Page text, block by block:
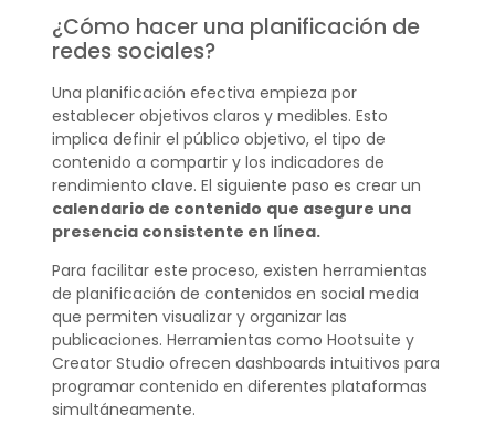
¿Cómo hacer una planificación de
redes sociales?
Una planificación efectiva empieza por
establecer objetivos claros y medibles. Esto
implica definir el público objetivo, el tipo de
contenido a compartir y los indicadores de
rendimiento clave. El siguiente paso es crear un
calendario de contenido que asegure una
presencia consistente en línea.
Para facilitar este proceso, existen herramientas
de planificación de contenidos en social media
que permiten visualizar y organizar las
publicaciones. Herramientas como Hootsuite y
Creator Studio ofrecen dashboards intuitivos para
programar contenido en diferentes plataformas
simultáneamente.